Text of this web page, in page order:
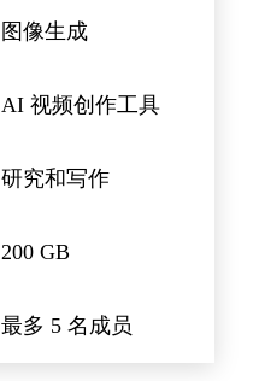
图像生成
AI 视频创作工具
研究和写作
200 GB
最多 5 名成员